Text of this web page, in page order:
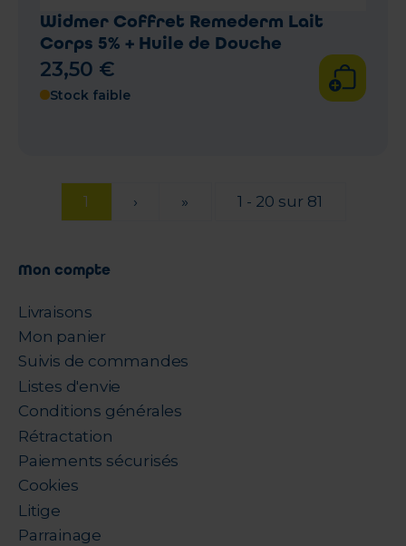
Widmer Coffret Remederm Lait
Corps 5% + Huile de Douche
23,50 €
Stock faible
1 › » 1 - 20 sur 81
Mon compte
Livraisons
Mon panier
Suivis de commandes
Listes d'envie
Conditions générales
Rétractation
Paiements sécurisés
Cookies
Litige
Parrainage